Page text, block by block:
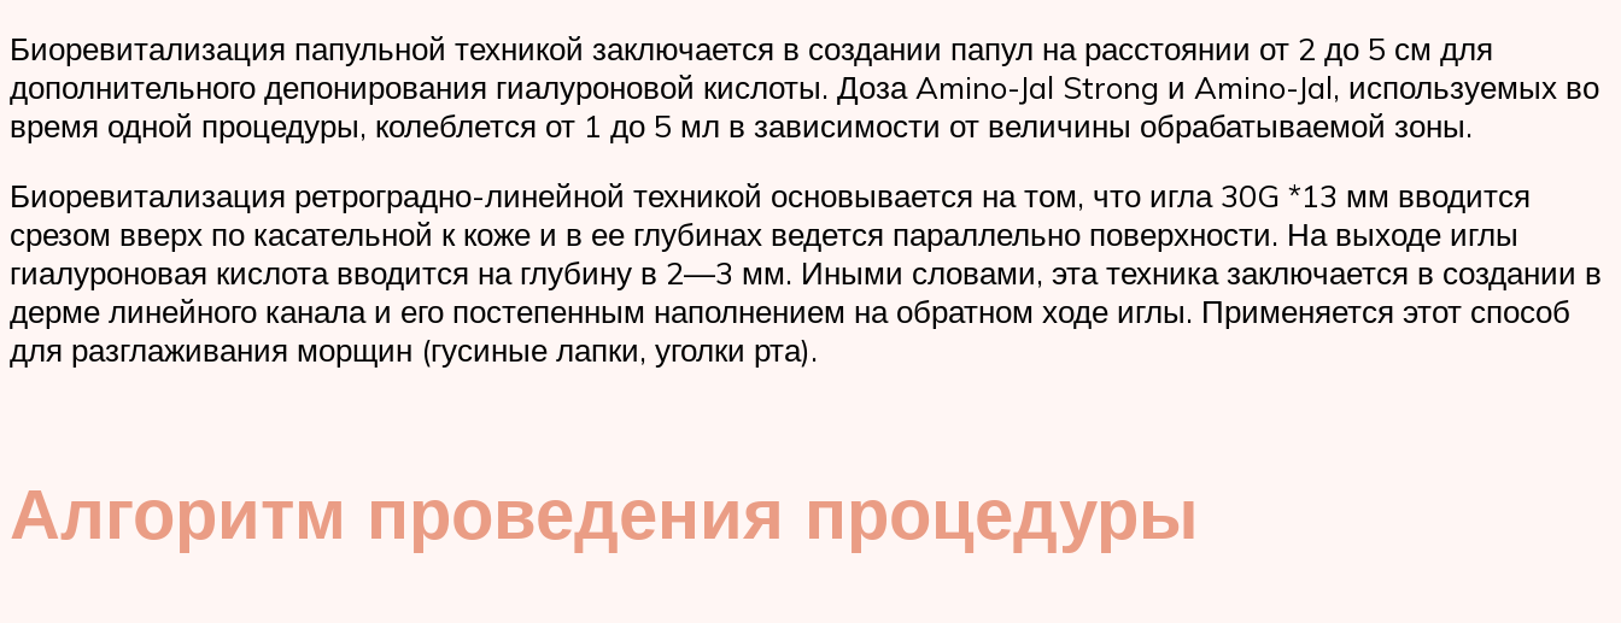
Биоревитализация папульной техникой заключается в создании папул на расстоянии от 2 до 5 см для
дополнительного депонирования гиалуроновой кислоты. Доза Amino-Jal Strong и Amino-Jal, используемых во
время одной процедуры, колеблется от 1 до 5 мл в зависимости от величины обрабатываемой зоны.
Биоревитализация ретроградно-линейной техникой основывается на том, что игла 30G *13 мм вводится
срезом вверх по касательной к коже и в ее глубинах ведется параллельно поверхности. На выходе иглы
гиалуроновая кислота вводится на глубину в 2—3 мм. Иными словами, эта техника заключается в создании в
дерме линейного канала и его постепенным наполнением на обратном ходе иглы. Применяется этот способ
для разглаживания морщин (гусиные лапки, уголки рта).
Алгоритм проведения процедуры